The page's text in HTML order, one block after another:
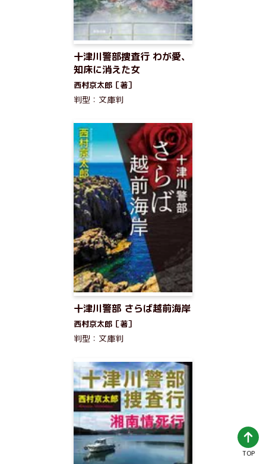
十津川警部捜査行 わが愛、
知床に消えた女
西村京太郎［著］
判型：文庫判
十津川警部 さらば越前海岸
西村京太郎［著］
判型：文庫判
TOP